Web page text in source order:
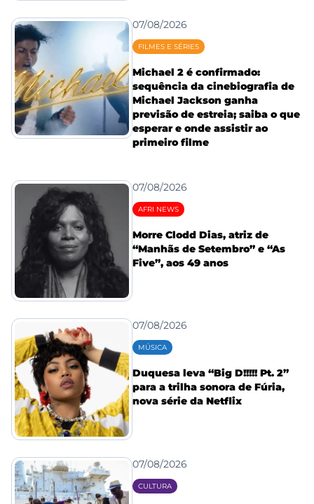
07/08/2026
FILMES E SÉRIES
Michael 2 é confirmado:
sequência da cinebiografia de
Michael Jackson ganha
previsão de estreia; saiba o que
esperar e onde assistir ao
primeiro filme
07/08/2026
AFRI NEWS
Morre Clodd Dias, atriz de
“Manhãs de Setembro” e “As
Five”, aos 49 anos
07/08/2026
MÚSICA
Duquesa leva “Big D!!!!! Pt. 2”
para a trilha sonora de Fúria,
nova série da Netflix
07/08/2026
CULTURA